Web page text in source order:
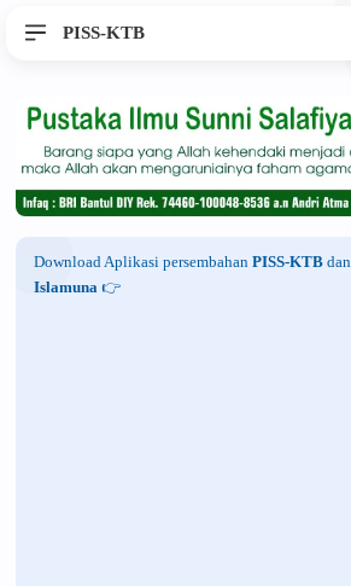
PISS-KTB
Download Aplikasi persembahan PISS-KTB dan
Islamuna 👉